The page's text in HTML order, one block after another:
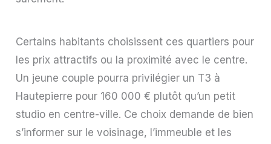
Certains habitants choisissent ces quartiers pour
les prix attractifs ou la proximité avec le centre.
Un jeune couple pourra privilégier un T3 à
Hautepierre pour 160 000 € plutôt qu’un petit
studio en centre-ville. Ce choix demande de bien
s’informer sur le voisinage, l’immeuble et les